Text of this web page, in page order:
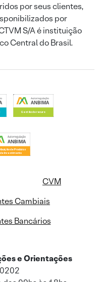
por seus clientes,
por
S/A é instituição
Central do Brasil.
CVM
Cambiais
Bancários
e Orientações